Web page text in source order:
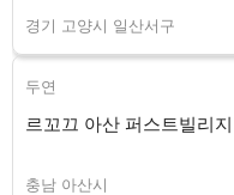
경기 고양시 일산서구
두연
르꼬끄 아산 퍼스트빌리
충남 아산시